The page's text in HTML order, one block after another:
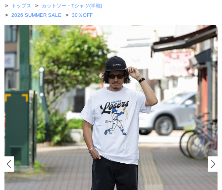
> トップス > カットソー・Tシャツ(半袖)
> 2026 SUMMER SALE > 30％OFF